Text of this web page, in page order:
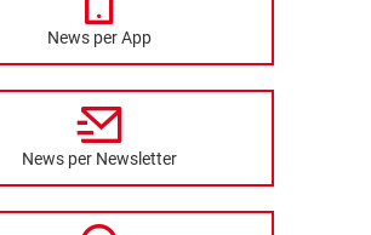
News per App
News per Newsletter